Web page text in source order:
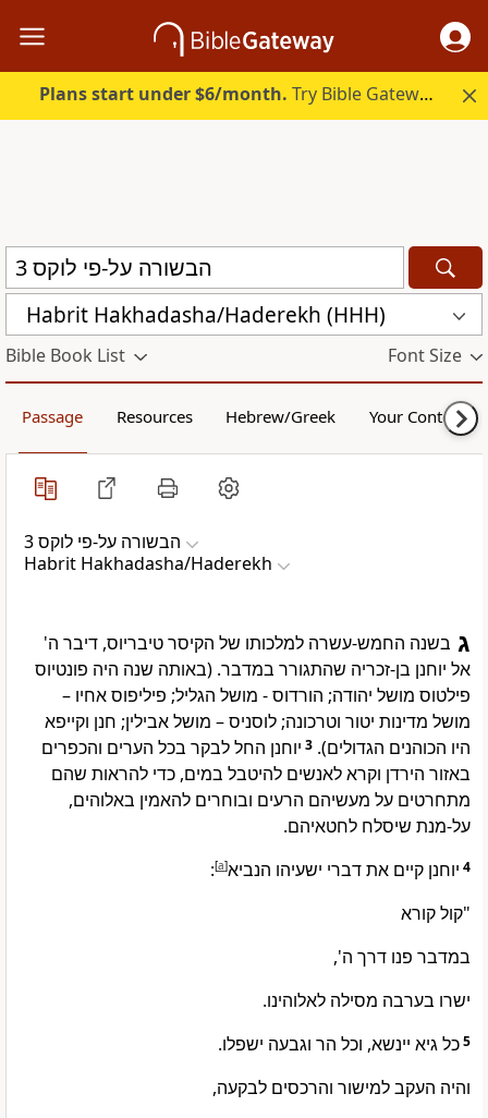
Plans start under $6/month. Try Bible Gateway Plus.
Habrit Hakhadasha/Haderekh (HHH)
Bible Book List Font Size
Passage Resources Hebrew/Greek Your Content
הבשורה על-פי לוקס 3
Habrit Hakhadasha/Haderekh
ג בשנה החמש-עשרה למלכותו של הקיסר טיבריוס, דיבר ה'
אל יוחנן בן-זכריה שהתגורר במדבר. (באותה שנה היה פונטיוס
פילטוס מושל יהודה; הורדוס - מושל הגליל; פיליפוס אחיו –
מושל מדינות יטור וטרכונה; לוסניס – מושל אבילין; חנן וקייפא
היו הכוהנים הגדולים). 3 יוחנן החל לבקר בכל הערים והכפרים
באזור הירדן וקרא לאנשים להיטבל במים, כדי להראות שהם
מתחרטים על מעשיהם הרעים ובוחרים להאמין באלוהים,
על-מנת שיסלח לחטאיהם.
4 יוחנן קיים את דברי ישעיהו הנביא[
a
]
:
"קול קורא
במדבר פנו דרך ה',
ישרו בערבה מסילה לאלוהינו.
5כל גיא יינשא, וכל הר וגבעה ישפלו.
והיה העקב למישור והרכסים לבקעה,